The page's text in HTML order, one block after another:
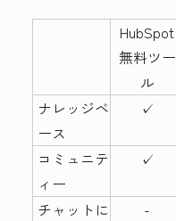
HubSpot
無料ツー
ル
ナレッジベ
ース
✓
コミュニテ
ィー
✓
チャットに
-